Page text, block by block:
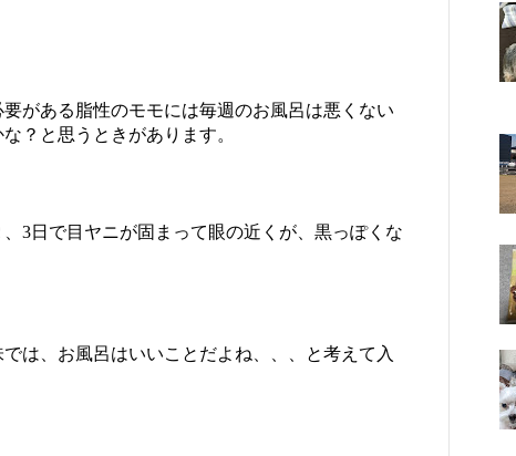
がある脂性のモモには毎週のお風呂は悪くない
？と思うときがあります。
3日で目ヤニが固まって眼の近くが、黒っぽくな
は、お風呂はいいことだよね、、、と考えて入